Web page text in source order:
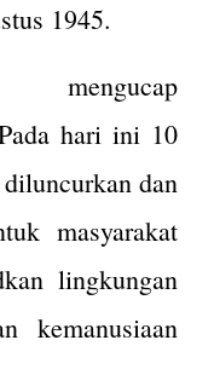
1945.
hari ini 10
dan
masyarakat
lingkungan
kemanusiaan